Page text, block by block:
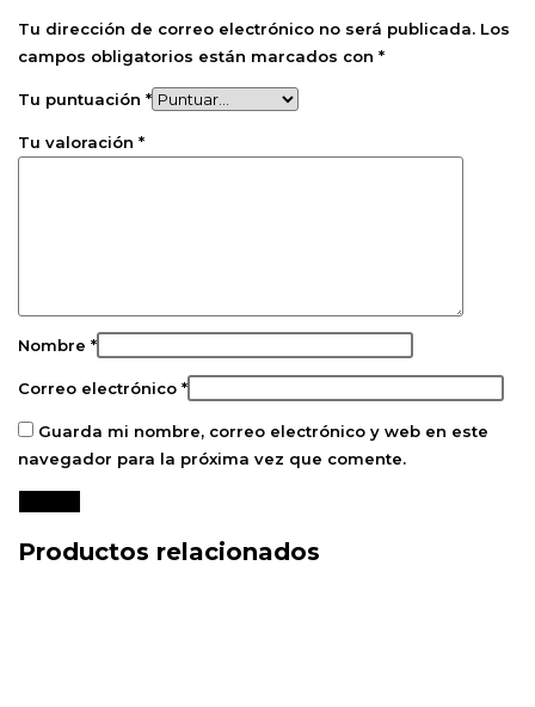
Tu dirección de correo electrónico no será publicada. Los
campos obligatorios están marcados con *
Tu puntuación *
Tu valoración *
Nombre *
Correo electrónico *
Guarda mi nombre, correo electrónico y web en este
navegador para la próxima vez que comente.
Productos relacionados